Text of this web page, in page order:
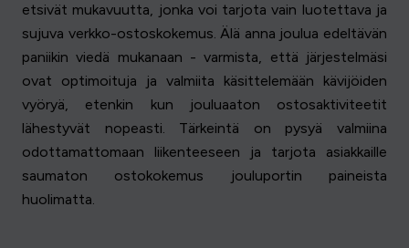
etsivät mukavuutta, jonka voi tarjota vain luotettava ja
sujuva verkko-ostoskokemus. Älä anna joulua edeltävän
paniikin viedä mukanaan - varmista, että järjestelmäsi
ovat optimoituja ja valmiita käsittelemään kävijöiden
vyöryä, etenkin kun jouluaaton ostosaktiviteetit
lähestyvät nopeasti. Tärkeintä on pysyä valmiina
odottamattomaan liikenteeseen ja tarjota asiakkaille
saumaton ostokokemus jouluportin paineista
huolimatta.